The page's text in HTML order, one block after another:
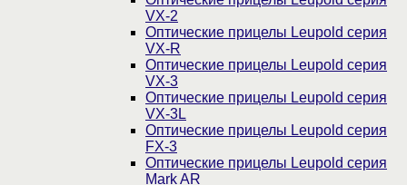
VX-2
Оптические прицелы Leupold серия
VX-R
Оптические прицелы Leupold серия
VX-3
Оптические прицелы Leupold серия
VX-3L
Оптические прицелы Leupold серия
FX-3
Оптические прицелы Leupold серия
Mark AR